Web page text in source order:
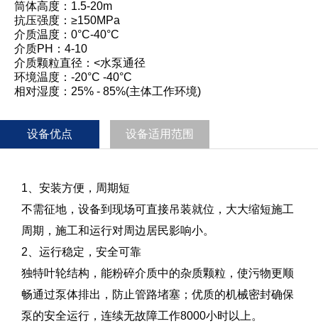
筒体高度：1.5-20m
抗压强度：≥150MPa
介质温度：0°C-40°C
介质PH：4-10
介质颗粒直径：<水泵通径
环境温度：-20°C -40°C
相对湿度：25% - 85%(主体工作环境)
设备优点 设备适用范围
1、安装方便，周期短
不需征地，设备到现场可直接吊装就位，大大缩短施工
周期，施工和运行对周边居民影响小。
2、运行稳定，安全可靠
独特叶轮结构，能粉碎介质中的杂质颗粒，使污物更顺
畅通过泵体排出，防止管路堵塞；优质的机械密封确保
泵的安全运行，连续无故障工作8000小时以上。